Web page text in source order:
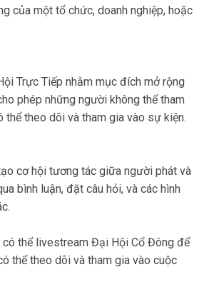
của một tổ chức, doanh nghiệp, hoặc
Trực Tiếp nhằm mục đích mở rộng
phép những người không thể tham
thể theo dõi và tham gia vào sự kiện.
cơ hội tương tác giữa người phát và
bình luận, đặt câu hỏi, và các hình
có thể livestream Đại Hội Cổ Đông để
thể theo dõi và tham gia vào cuộc